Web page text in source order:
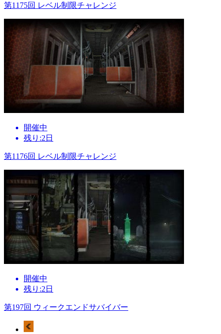
第1175回 レベル制限チャレンジ
開催中
残り:2日
第1176回 レベル制限チャレンジ
開催中
残り:2日
第197回 ウィークエンドサバイバー